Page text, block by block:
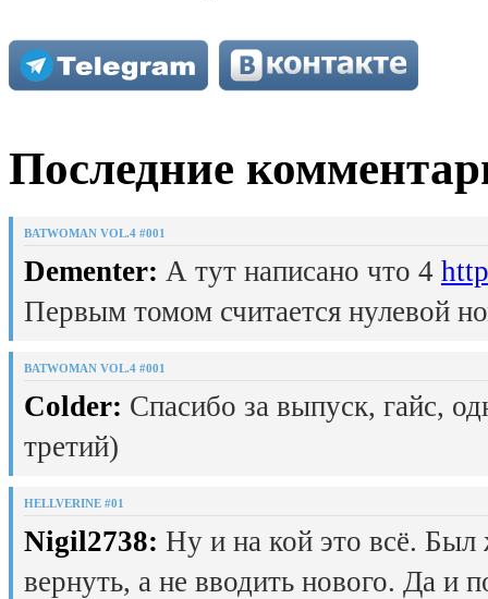
Последние
BATWOMAN VOL.4 #001
Dementer: А тут написано что 4
Первым томом считается нулевой
BATWOMAN VOL.4 #001
Colder: Спасибо за выпуск, гайс,
третий)
HELLVERINE #01
Nigil2738: Ну и на кой это всё.
вернуть, а не вводить нового. Да и